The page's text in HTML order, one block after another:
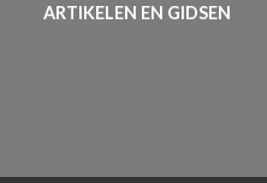
ARTIKELEN EN GIDSEN